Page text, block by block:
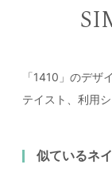
「1410」のデザ
テイスト、利用
似ているネ